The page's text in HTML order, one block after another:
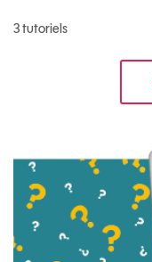
3 tutoriels